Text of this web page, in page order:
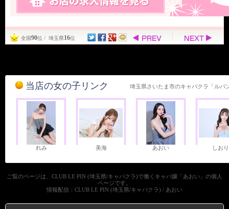
全国90位 / 埼玉県16位
当店の女の子リンク 埼玉県さいたま市のキャバクラ「ルパ
れみ 美海 あおい しおり
ご覧のページは、CLUB LE PIN (埼玉県/キャバクラ)で働くキャバ嬢「あおい」の個人
ページです。
情報配信：CLUB LE PIN (埼玉県/キャバクラ) / あおい